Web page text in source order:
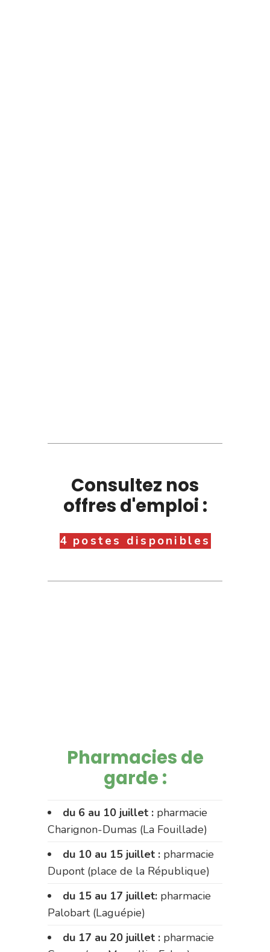
Consultez nos
offres d'emploi :
4 postes disponibles
Pharmacies de
garde :
du 6 au 10 juillet : pharmacie
Charignon-Dumas (La Fouillade)
du 10 au 15 juillet : pharmacie
Dupont (place de la République)
du 15 au 17 juillet: pharmacie
Palobart (Laguépie)
du 17 au 20 juillet : pharmacie